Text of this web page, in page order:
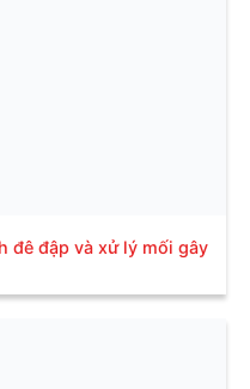
đê đập và xử lý mối gây